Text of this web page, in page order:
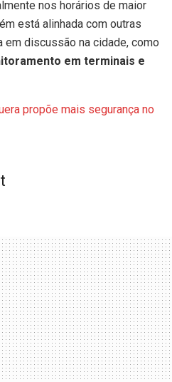
nos horários de maior
está alinhada com outras
em discussão na cidade, como
em terminais e
propõe mais segurança no